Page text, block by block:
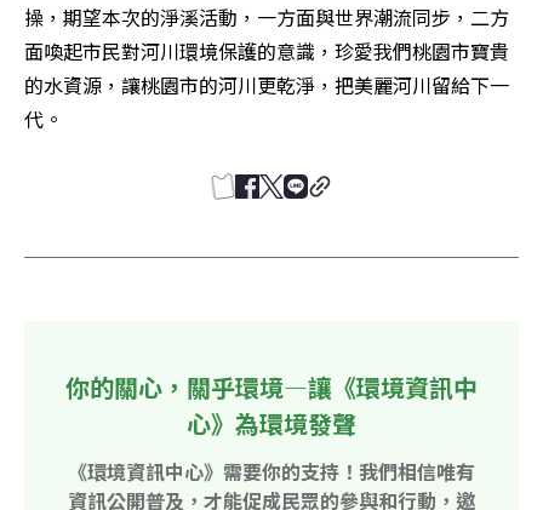
操，期望本次的淨溪活動，一方面與世界潮流同步，二方
面喚起市民對河川環境保護的意識，珍愛我們桃園市寶貴
的水資源，讓桃園市的河川更乾淨，把美麗河川留給下一
代。
你的關心，關乎環境—讓《環境資訊中
心》為環境發聲
《環境資訊中心》需要你的支持！我們相信唯有
資訊公開普及，才能促成民眾的參與和行動，邀